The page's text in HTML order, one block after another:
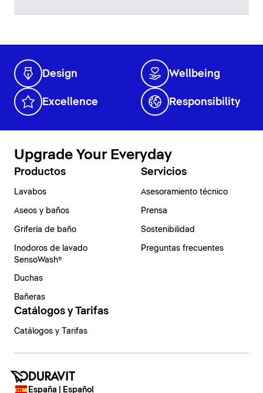
Design Wellbeing
Excellence Responsibility
Upgrade Your Everyday
Productos
Lavabos
Aseos y baños
Grifería de baño
Inodoros de lavado
SensoWash®
Duchas
Bañeras
Servicios
Asesoramiento técnico
Prensa
Sostenibilidad
Preguntas frecuentes
Catálogos y Tarifas
Catálogos y Tarifas
España | Español